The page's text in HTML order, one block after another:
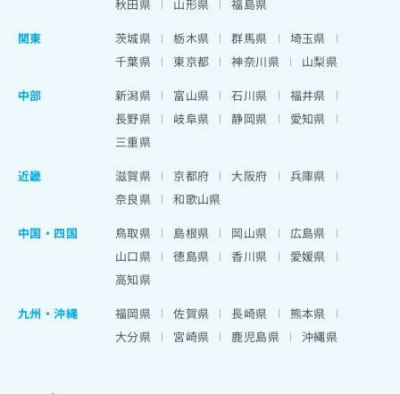
秋田県
山形県
福島県
関東
茨城県 栃木県 群馬県
埼玉県
千葉県
東京都 神奈川県
山梨県
中部
新潟県 富山県 石川県
福井県
長野県
岐阜県 静岡県
愛知県
三重県
近畿
滋賀県 京都府 大阪府
兵庫県
奈良県
和歌山県
中国・四国
鳥取県 島根県 岡山県
広島県
山口県
徳島県 香川県
愛媛県
高知県
九州・沖縄
福岡県 佐賀県 長崎県
熊本県
大分県
宮崎県 鹿児島県 沖縄県